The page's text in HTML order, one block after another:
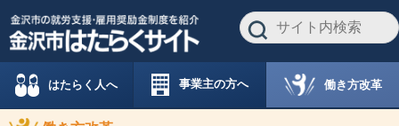
はたらく人へ 事業主の方へ 働き方改革